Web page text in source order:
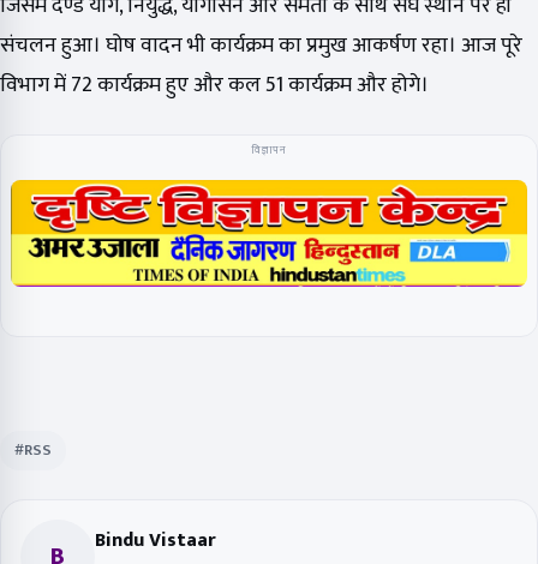
संचलन हुआ। घोष वादन भी कार्यक्रम का प्रमुख आकर्षण रहा। आज पूरे
विभाग में 72 कार्यक्रम हुए और कल 51 कार्यक्रम और होगे।
विज्ञापन
#RSS
Bindu Vistaar